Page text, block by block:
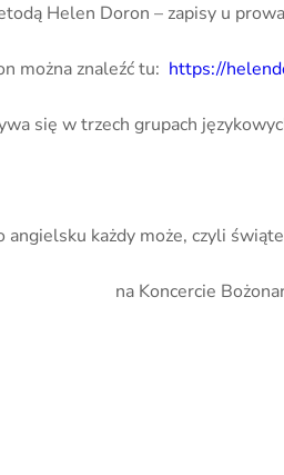
Helen Doron – zapisy u
można znaleźć tu: https://
się w trzech grupach
angielsku każdy może, czyli
na Koncercie